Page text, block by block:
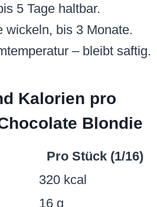
10 g
40 g
28 g
0,3 g
Stück ein Genuss